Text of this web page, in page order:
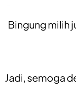
Bingung milih
Jadi, semoga